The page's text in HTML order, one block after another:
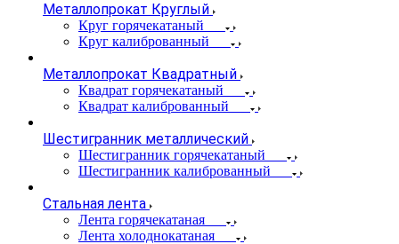
Металлопрокат Круглый
Круг горячекатаный
Круг калиброванный
Металлопрокат Квадратный
Квадрат горячекатаный
Квадрат калиброванный
Шестигранник металлический
Шестигранник горячекатаный
Шестигранник калиброванный
Стальная лента
Лента горячекатаная
Лента холоднокатаная